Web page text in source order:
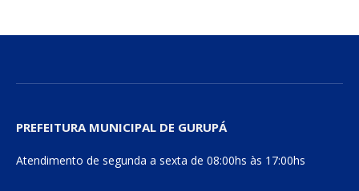
PREFEITURA MUNICIPAL DE GURUPÁ
Atendimento de segunda a sexta de 08:00hs às 17:00hs